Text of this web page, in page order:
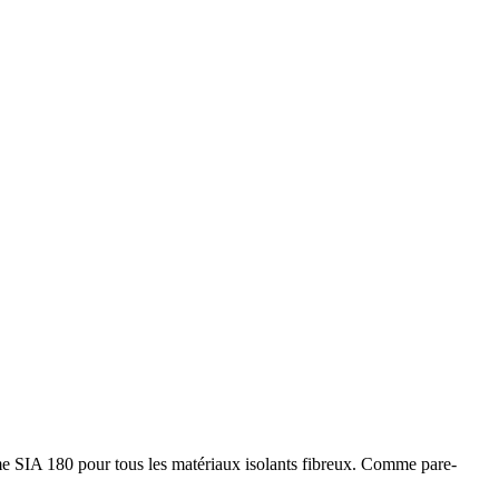
SIA 180 pour tous les matériaux isolants fibreux. Comme pare-